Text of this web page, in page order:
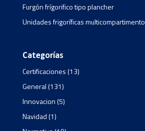
Furgón frígorifico tipo plancher
Unidades frigoríficas multicompartimento
Categorías
Certificaciones(13)
General(131)
Innovacion(5)
Navidad(1)